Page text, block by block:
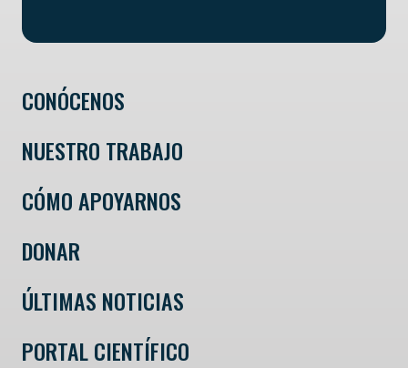
CONÓCENOS
NUESTRO TRABAJO
CÓMO APOYARNOS
DONAR
ÚLTIMAS NOTICIAS
PORTAL CIENTÍFICO